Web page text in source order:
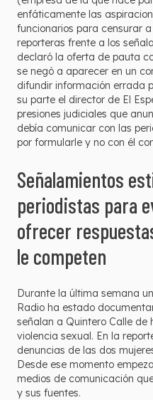
enfáticamente las
funcionarios para censurar
reporteras frente a los
declaró la oferta de pauta
se negó a aparecer en un
difundir información errada
su parte el director de El
presiones judiciales que
debía comunicar con las
por formularle y no con él
Señalamientos
periodistas para
ofrecer
le competen
Durante la última semana
Radio ha estado
señalan a Quintero Calle
violencia sexual. En la
denuncias de las dos
Desde ese momento
medios de comunicación
y sus fuentes.